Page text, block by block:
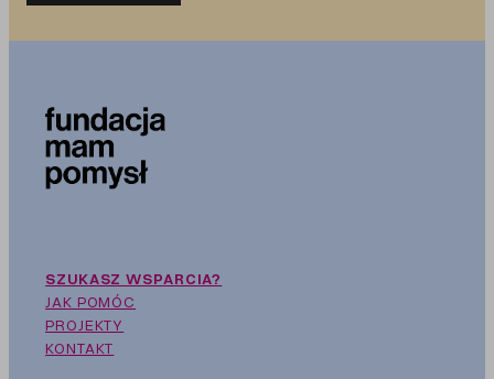
SZUKASZ WSPARCIA?
JAK POMÓC
PROJEKTY
KONTAKT